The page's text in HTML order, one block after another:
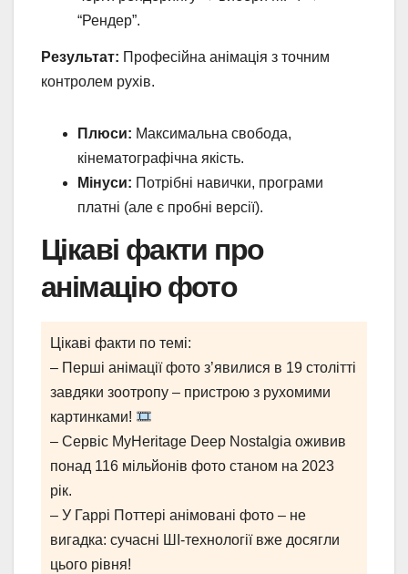
“Рендер”.
Результат: Професійна анімація з точним
контролем рухів.
Плюси: Максимальна свобода,
кінематографічна якість.
Мінуси: Потрібні навички, програми
платні (але є пробні версії).
Цікаві факти про
анімацію фото
Цікаві факти по темі:
– Перші анімації фото з’явилися в 19 столітті
завдяки зоотропу – пристрою з рухомими
картинками!
– Сервіс MyHeritage Deep Nostalgia оживив
понад 116 мільйонів фото станом на 2023
рік.
– У Гаррі Поттері анімовані фото – не
вигадка: сучасні ШІ-технології вже досягли
цього рівня!